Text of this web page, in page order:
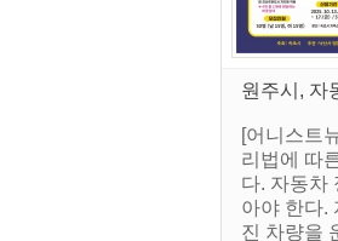
원주시, 자
[어니스트
리법에 따
다. 자동차
아야 한다.
진 차량을